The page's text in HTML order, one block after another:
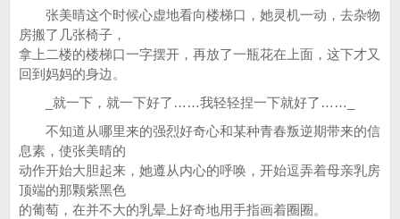
张美晴这个时候心虚地看向楼梯口，她灵机一动，去杂物
房搬了几张椅子，
拿上二楼的楼梯口一字摆开，再放了一瓶花在上面，这下才又
回到妈妈的身边。
_就一下，就一下好了……我轻轻捏一下就好了……_
不知道从哪里来的强烈好奇心和某种青春叛逆期带来的信
息素，使张美晴的
动作开始大胆起来，她遵从内心的呼唤，开始逗弄着母亲乳房
顶端的那颗紫黑色
的葡萄，在并不大的乳晕上好奇地用手指画着圈圈。